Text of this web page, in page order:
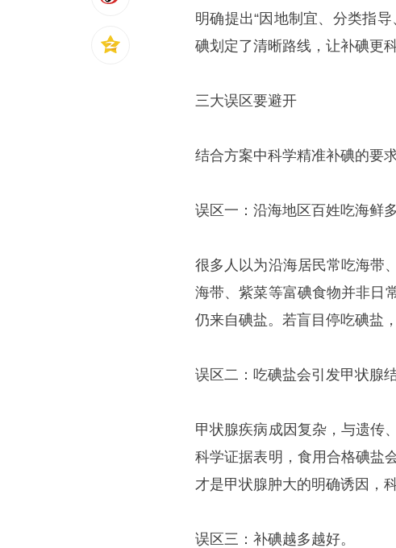
明确提出“因地制宜、分类指
碘划定了清晰路线，让补碘更
三大误区要避开
结合方案中科学精准补碘的要
误区一：沿海地区百姓吃海鲜
很多人以为沿海居民常吃海带
海带、紫菜等富碘食物并非日
仍来自碘盐。若盲目停吃碘盐
误区二：吃碘盐会引发甲状腺
甲状腺疾病成因复杂，与遗传
科学证据表明，食用合格碘盐
才是甲状腺肿大的明确诱因，
误区三：补碘越多越好。